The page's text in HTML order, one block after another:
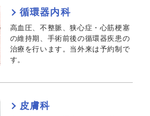
循環器内科
高血圧、不整脈、狭心症・心筋梗塞
の維持期、手術前後の循環器疾患の
治療を行います。当外来は予約制で
す。
皮膚科